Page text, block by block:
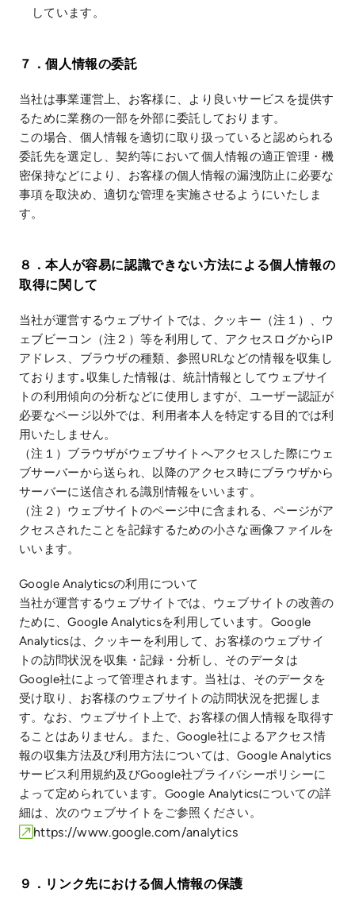
しています。
７．個人情報の委託
当社は事業運営上、お客様に、より良いサービスを提供す
るために業務の一部を外部に委託しております。
この場合、個人情報を適切に取り扱っていると認められる
委託先を選定し、契約等において個人情報の適正管理・機
密保持などにより、お客様の個人情報の漏洩防止に必要な
事項を取決め、適切な管理を実施させるようにいたしま
す。
８．本人が容易に認識できない方法による個人情報の
取得に関して
当社が運営するウェブサイトでは、クッキー（注１）、ウ
ェブビーコン（注２）等を利用して、アクセスログからIP
アドレス、ブラウザの種類、参照URLなどの情報を収集し
ております｡収集した情報は、統計情報としてウェブサイ
トの利用傾向の分析などに使用しますが、ユーザー認証が
必要なページ以外では、利用者本人を特定する目的では利
用いたしません。
（注１）ブラウザがウェブサイトへアクセスした際にウェ
ブサーバーから送られ、以降のアクセス時にブラウザから
サーバーに送信される識別情報をいいます。
（注２）ウェブサイトのページ中に含まれる、ページがア
クセスされたことを記録するための小さな画像ファイルを
いいます。
Google Analyticsの利用について
当社が運営するウェブサイトでは、ウェブサイトの改善の
ために、Google Analyticsを利用しています。Google
Analyticsは、クッキーを利用して、お客様のウェブサイ
トの訪問状況を収集・記録・分析し、そのデータは
Google社によって管理されます。当社は、そのデータを
受け取り、お客様のウェブサイトの訪問状況を把握しま
す。なお、ウェブサイト上で、お客様の個人情報を取得す
ることはありません。また、Google社によるアクセス情
報の収集方法及び利用方法については、Google Analytics
サービス利用規約及びGoogle社プライバシーポリシーに
よって定められています。Google Analyticsについての詳
細は、次のウェブサイトをご参照ください。
https://www.google.com/analytics
９．リンク先における個人情報の保護